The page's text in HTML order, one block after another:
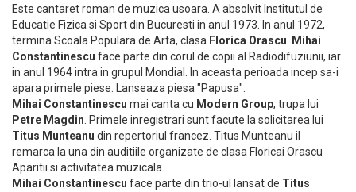
Este cantaret roman de muzica usoara. A absolvit Institutul de
Educatie Fizica si Sport din Bucuresti in anul 1973. In anul 1972,
termina Scoala Populara de Arta, clasa Florica Orascu
Mihai
Constantinescu face parte din corul de copii al Radiodifuziunii, iar
in anul 1964 intra in grupul Mondial. In aceasta perioada incep sa-i
apara primele piese. Lanseaza piesa "Papusa".
Mihai Constantinescu mai canta cu Modern Group, trupa lui
Petre Magdin . Primele inregistrari sunt facute la solicitarea lui
Titus Munteanu din repertoriul francez. Titus Munteanu il
remarca la una din auditiile organizate de clasa Floricai Orascu
Aparitii si activitatea muzicala
Mihai Constantinescu face parte din trio-ul lansat de Titus